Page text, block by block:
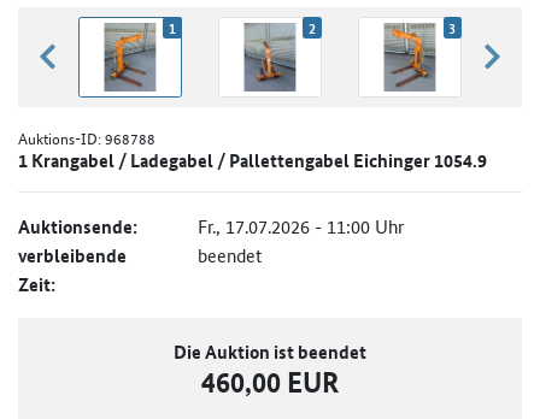
zurück blättern
1 2 3
Auktions-ID:968788
1 Krangabel / Ladegabel / Pallettengabel Eichinger 1054.9
Auktionsende: Fr., 17.07.2026 - 11:00 Uhr
verbleibende
Zeit:
beendet
Die Auktion ist beendet
460,00 EUR